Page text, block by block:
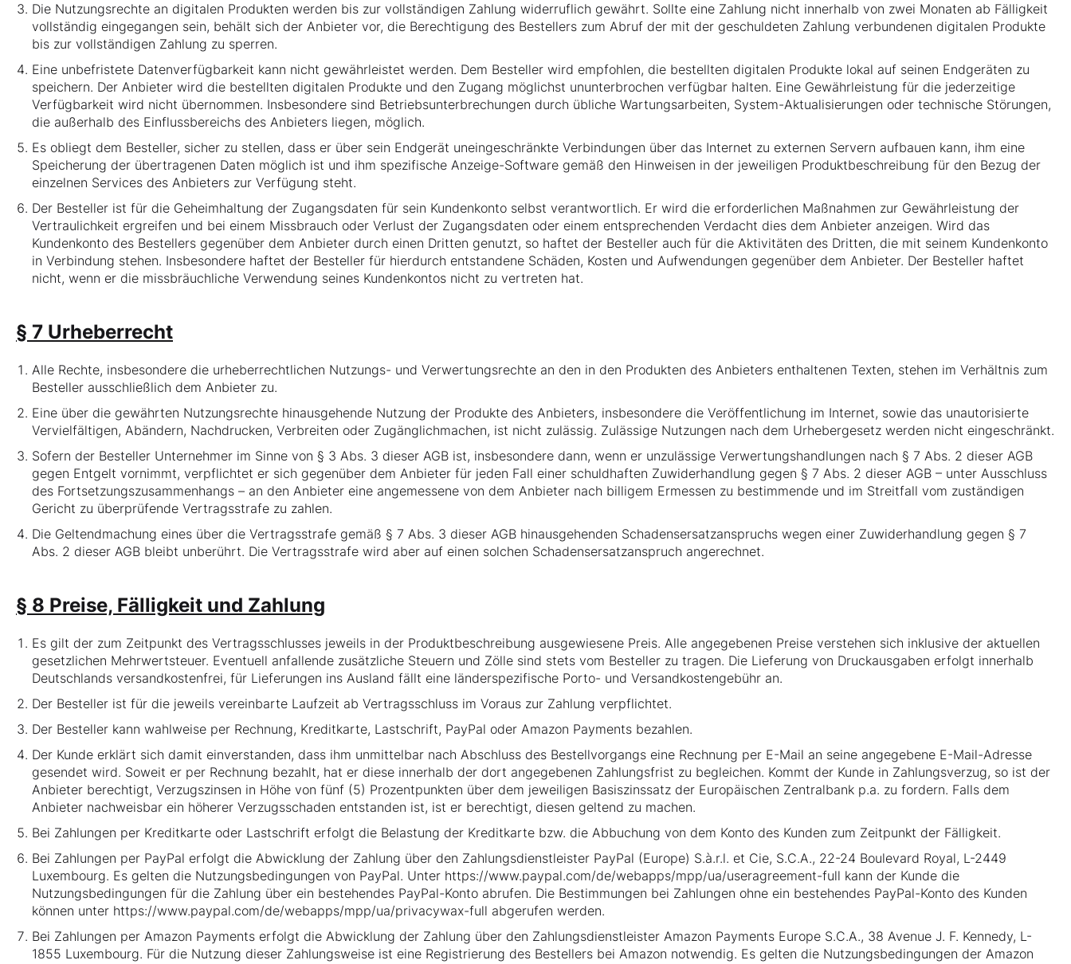
Die Nutzungsrechte an digitalen Produkten werden bis zur vollständigen Zahlung widerruflich gewährt. Sollte eine Zahlung nicht innerhalb von zwei Monaten ab Fälligkeit
vollständig eingegangen sein, behält sich der Anbieter vor, die Berechtigung des Bestellers zum Abruf der mit der geschuldeten Zahlung verbundenen digitalen Produkte
bis zur vollständigen Zahlung zu sperren.
Eine unbefristete Datenverfügbarkeit kann nicht gewährleistet werden. Dem Besteller wird empfohlen, die bestellten digitalen Produkte lokal auf seinen Endgeräten zu
speichern. Der Anbieter wird die bestellten digitalen Produkte und den Zugang möglichst ununterbrochen verfügbar halten. Eine Gewährleistung für die jederzeitige
Verfügbarkeit wird nicht übernommen. Insbesondere sind Betriebsunterbrechungen durch übliche Wartungsarbeiten, System-Aktualisierungen oder technische Störungen,
die außerhalb des Einflussbereichs des Anbieters liegen, möglich.
Es obliegt dem Besteller, sicher zu stellen, dass er über sein Endgerät uneingeschränkte Verbindungen über das Internet zu externen Servern aufbauen kann, ihm eine
Speicherung der übertragenen Daten möglich ist und ihm spezifische Anzeige-Software gemäß den Hinweisen in der jeweiligen Produktbeschreibung für den Bezug der
einzelnen Services des Anbieters zur Verfügung steht.
Der Besteller ist für die Geheimhaltung der Zugangsdaten für sein Kundenkonto selbst verantwortlich. Er wird die erforderlichen Maßnahmen zur Gewährleistung der
Vertraulichkeit ergreifen und bei einem Missbrauch oder Verlust der Zugangsdaten oder einem entsprechenden Verdacht dies dem Anbieter anzeigen. Wird das
Kundenkonto des Bestellers gegenüber dem Anbieter durch einen Dritten genutzt, so haftet der Besteller auch für die Aktivitäten des Dritten, die mit seinem Kundenkonto
in Verbindung stehen. Insbesondere haftet der Besteller für hierdurch entstandene Schäden, Kosten und Aufwendungen gegenüber dem Anbieter. Der Besteller haftet
nicht, wenn er die missbräuchliche Verwendung seines Kundenkontos nicht zu vertreten hat.
§ 7 Urheberrecht
Alle Rechte, insbesondere die urheberrechtlichen Nutzungs- und Verwertungsrechte an den in den Produkten des Anbieters enthaltenen Texten, stehen im Verhältnis zum
Besteller ausschließlich dem Anbieter zu.
Eine über die gewährten Nutzungsrechte hinausgehende Nutzung der Produkte des Anbieters, insbesondere die Veröffentlichung im Internet, sowie das unautorisierte
Vervielfältigen, Abändern, Nachdrucken, Verbreiten oder Zugänglichmachen, ist nicht zulässig. Zulässige Nutzungen nach dem Urhebergesetz werden nicht eingeschränkt.
Sofern der Besteller Unternehmer im Sinne von § 3 Abs. 3 dieser AGB ist, insbesondere dann, wenn er unzulässige Verwertungshandlungen nach § 7 Abs. 2 dieser AGB
gegen Entgelt vornimmt, verpflichtet er sich gegenüber dem Anbieter für jeden Fall einer schuldhaften Zuwiderhandlung gegen § 7 Abs. 2 dieser AGB – unter Ausschluss
des Fortsetzungszusammenhangs – an den Anbieter eine angemessene von dem Anbieter nach billigem Ermessen zu bestimmende und im Streitfall vom zuständigen
Gericht zu überprüfende Vertragsstrafe zu zahlen.
Die Geltendmachung eines über die Vertragsstrafe gemäß § 7 Abs. 3 dieser AGB hinausgehenden Schadensersatzanspruchs wegen einer Zuwiderhandlung gegen § 7
Abs. 2 dieser AGB bleibt unberührt. Die Vertragsstrafe wird aber auf einen solchen Schadensersatzanspruch angerechnet.
§ 8 Preise, Fälligkeit und Zahlung
Es gilt der zum Zeitpunkt des Vertragsschlusses jeweils in der Produktbeschreibung ausgewiesene Preis. Alle angegebenen Preise verstehen sich inklusive der aktuellen
gesetzlichen Mehrwertsteuer. Eventuell anfallende zusätzliche Steuern und Zölle sind stets vom Besteller zu tragen. Die Lieferung von Druckausgaben erfolgt innerhalb
Deutschlands versandkostenfrei, für Lieferungen ins Ausland fällt eine länderspezifische Porto- und Versandkostengebühr an.
Der Besteller ist für die jeweils vereinbarte Laufzeit ab Vertragsschluss im Voraus zur Zahlung verpflichtet.
Der Besteller kann wahlweise per Rechnung, Kreditkarte, Lastschrift, PayPal oder Amazon Payments bezahlen.
Der Kunde erklärt sich damit einverstanden, dass ihm unmittelbar nach Abschluss des Bestellvorgangs eine Rechnung per E-Mail an seine angegebene E-Mail-Adresse
gesendet wird. Soweit er per Rechnung bezahlt, hat er diese innerhalb der dort angegebenen Zahlungsfrist zu begleichen. Kommt der Kunde in Zahlungsverzug, so ist der
Anbieter berechtigt, Verzugszinsen in Höhe von fünf (5) Prozentpunkten über dem jeweiligen Basiszinssatz der Europäischen Zentralbank p.a. zu fordern. Falls dem
Anbieter nachweisbar ein höherer Verzugsschaden entstanden ist, ist er berechtigt, diesen geltend zu machen.
Bei Zahlungen per Kreditkarte oder Lastschrift erfolgt die Belastung der Kreditkarte bzw. die Abbuchung von dem Konto des Kunden zum Zeitpunkt der Fälligkeit.
Bei Zahlungen per PayPal erfolgt die Abwicklung der Zahlung über den Zahlungsdienstleister PayPal (Europe) S.à.r.l. et Cie, S.C.A., 22-24 Boulevard Royal, L-2449
Luxembourg. Es gelten die Nutzungsbedingungen von PayPal. Unter https://www.paypal.com/de/webapps/mpp/ua/useragreement-full kann der Kunde die
Nutzungsbedingungen für die Zahlung über ein bestehendes PayPal-Konto abrufen. Die Bestimmungen bei Zahlungen ohne ein bestehendes PayPal-Konto des Kunden
können unter https://www.paypal.com/de/webapps/mpp/ua/privacywax-full abgerufen werden.
Bei Zahlungen per Amazon Payments erfolgt die Abwicklung der Zahlung über den Zahlungsdienstleister Amazon Payments Europe S.C.A., 38 Avenue J. F. Kennedy, L-
1855 Luxembourg. Für die Nutzung dieser Zahlungsweise ist eine Registrierung des Bestellers bei Amazon notwendig. Es gelten die Nutzungsbedingungen der Amazon